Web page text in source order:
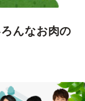
んなお肉の